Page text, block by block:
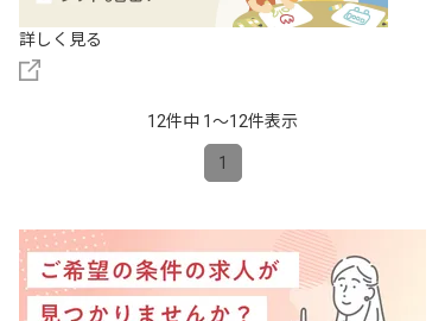
詳しく見る
12件中 1〜12件表示
1